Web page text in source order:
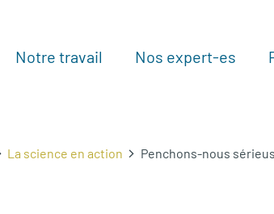
Notre travail Nos expert-es
La science en action Penchons-nous